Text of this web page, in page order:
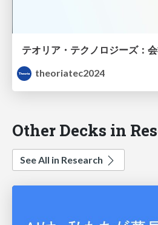
テオリア・テクノロジーズ：
theoriatec2024
Other Decks in
See All in Research